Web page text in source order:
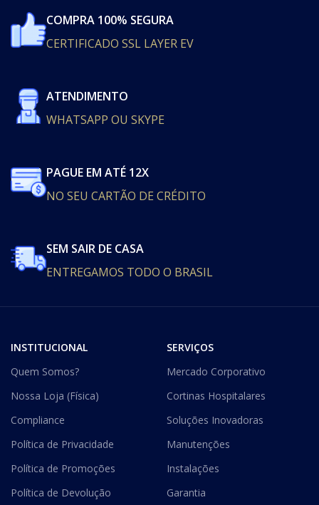
COMPRA 100% SEGURA
CERTIFICADO SSL LAYER EV
ATENDIMENTO
WHATSAPP OU SKYPE
PAGUE EM ATÉ 12X
NO SEU CARTÃO DE CRÉDITO
SEM SAIR DE CASA
ENTREGAMOS TODO O BRASIL
INSTITUCIONAL
Quem Somos?
Nossa Loja (Física)
Compliance
Política de Privacidade
Política de Promoções
Política de Devolução
SERVIÇOS
Mercado Corporativo
Cortinas Hospitalares
Soluções Inovadoras
Manutenções
Instalações
Garantia